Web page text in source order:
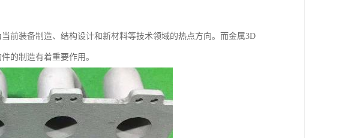
前装备制造、结构设计和新材料等技术领域的热点方向。而金属3D
的制造有着重要作用。